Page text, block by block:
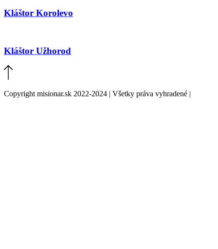
Kláštor Korolevo
Kláštor Užhorod
Copyright misionar.sk 2022-2024 | Všetky práva vyhradené |